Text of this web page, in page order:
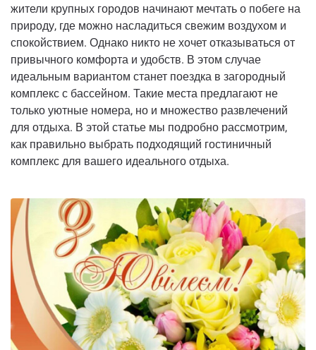
жители крупных городов начинают мечтать о побеге на
природу, где можно насладиться свежим воздухом и
спокойствием. Однако никто не хочет отказываться от
привычного комфорта и удобств. В этом случае
идеальным вариантом станет поездка в загородный
комплекс с бассейном. Такие места предлагают не
только уютные номера, но и множество развлечений
для отдыха. В этой статье мы подробно рассмотрим,
как правильно выбрать подходящий гостиничный
комплекс для вашего идеального отдыха.